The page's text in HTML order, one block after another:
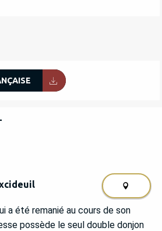
a été remanié au cours de son
possède le seul double donjon